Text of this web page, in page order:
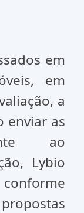
em
em
a
enviar as
ao
Lybio